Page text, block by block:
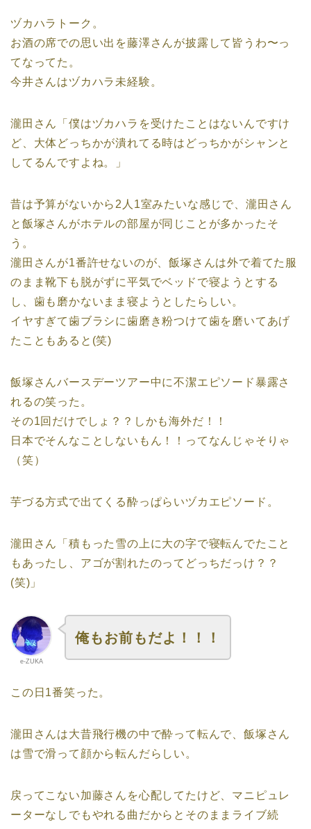
ヅカハラトーク。
お酒の席での思い出を藤澤さんが披露して皆うわ〜っ
てなってた。
今井さんはヅカハラ未経験。
瀧田さん「僕はヅカハラを受けたことはないんですけ
ど、大体どっちかが潰れてる時はどっちかがシャンと
してるんですよね。」
昔は予算がないから2人1室みたいな感じで、瀧田さん
と飯塚さんがホテルの部屋が同じことが多かったそ
う。
瀧田さんが1番許せないのが、飯塚さんは外で着てた服
のまま靴下も脱がずに平気でベッドで寝ようとする
し、歯も磨かないまま寝ようとしたらしい。
イヤすぎて歯ブラシに歯磨き粉つけて歯を磨いてあげ
たこともあると(笑)
飯塚さんバースデーツアー中に不潔エピソード暴露さ
れるの笑った。
その1回だけでしょ？？しかも海外だ！！
日本でそんなことしないもん！！ってなんじゃそりゃ
（笑）
芋づる方式で出てくる酔っぱらいヅカエピソード。
瀧田さん「積もった雪の上に大の字で寝転んでたこと
もあったし、アゴが割れたのってどっちだっけ？？
(笑)」
e-ZUKA
俺もお前もだよ！！！
この日1番笑った。
瀧田さんは大昔飛行機の中で酔って転んで、飯塚さん
は雪で滑って顔から転んだらしい。
戻ってこない加藤さんを心配してたけど、マニピュレ
ーターなしでもやれる曲だからとそのままライブ続